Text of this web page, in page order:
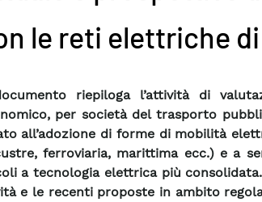
le reti elettriche
riepiloga l’attività di
per società del trasporto
all’adozione di forme di mobilità
ferroviaria, marittima ecc.) e a
a tecnologia elettrica più
e le recenti proposte in ambito